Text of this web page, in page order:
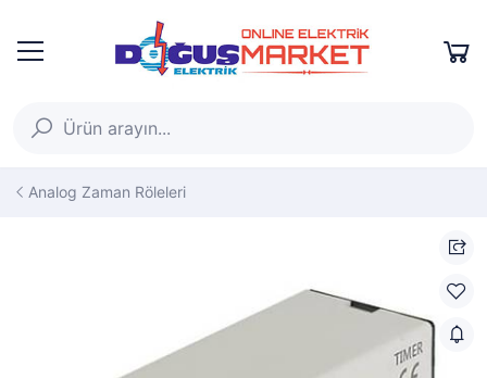
Analog Zaman Röleleri